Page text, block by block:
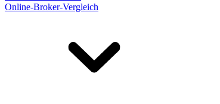
Online-Broker-Vergleich